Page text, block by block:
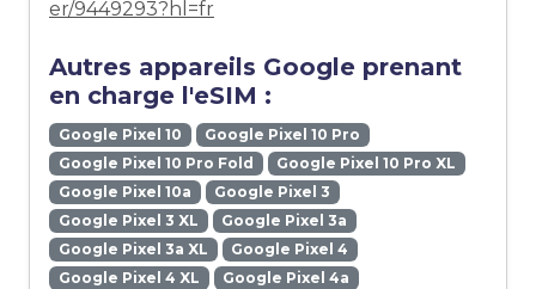
er/9449293?hl=fr
Autres appareils Google prenant
en charge l'eSIM :
Google Pixel 10
Google Pixel 10 Pro
Google Pixel 10 Pro Fold
Google Pixel 10 Pro XL
Google Pixel 10a
Google Pixel 3
Google Pixel 3 XL
Google Pixel 3a
Google Pixel 3a XL
Google Pixel 4
Google Pixel 4 XL
Google Pixel 4a